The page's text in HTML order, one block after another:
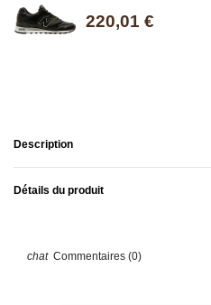
220,01 €
Description
Détails du produit
Commentaires (0)